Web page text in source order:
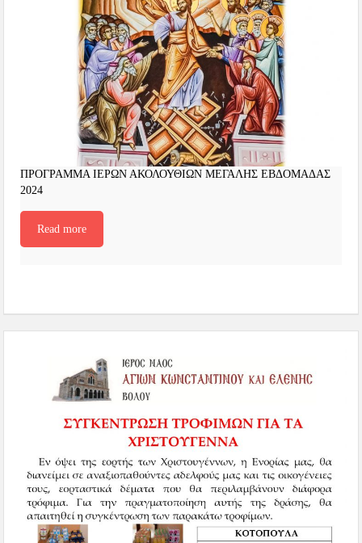
ΠΡΟΓΡΑΜΜΑ ΙΕΡΩΝ ΑΚΟΛΟΥΘΙΩΝ ΜΕΓΑΛΗΣ ΕΒΔΟΜΑΔΑΣ
2024
Read more